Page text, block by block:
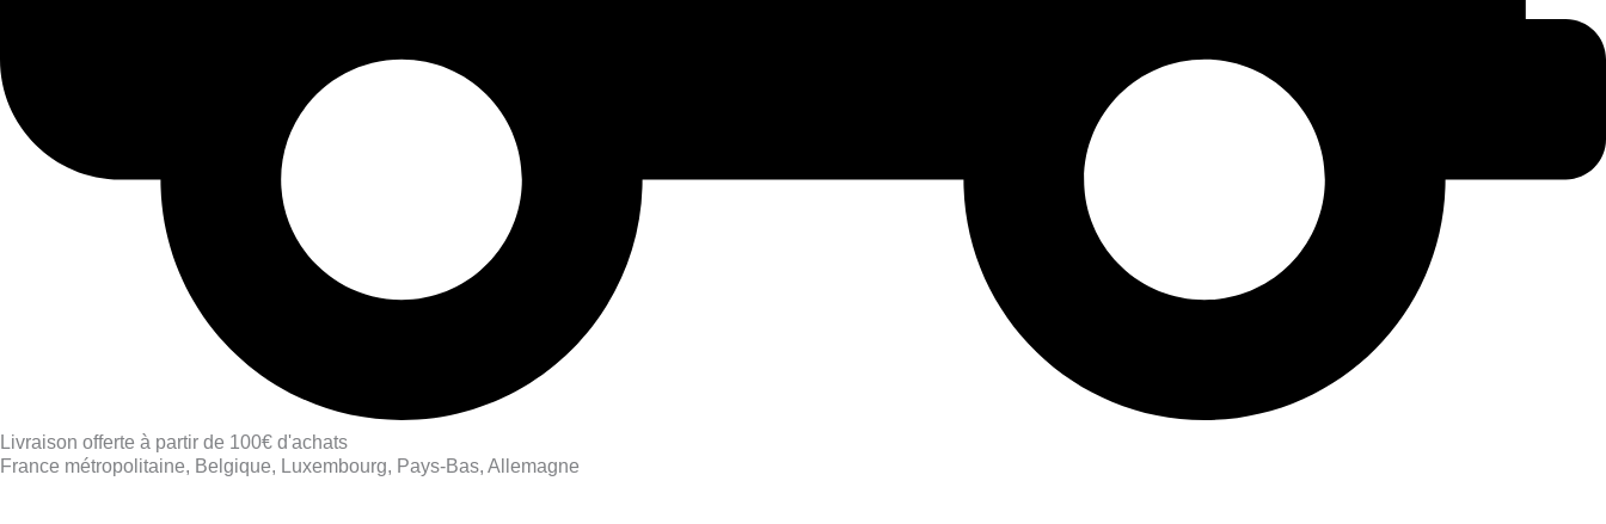
Livraison offerte à partir de 100€ d'achats
France métropolitaine, Belgique, Luxembourg, Pays-Bas, Allemagne